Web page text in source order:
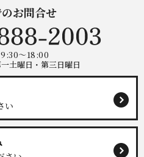
お問合せ
9:30～18:00
土曜日・第三日曜日
い